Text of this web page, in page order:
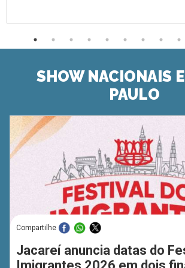
SHOW NACIONAIS
PAULO
Compartilhe
Jacareí anuncia datas do